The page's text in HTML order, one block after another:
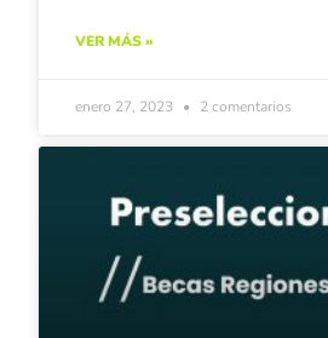
VER MÁS »
enero 27, 2023 2 comentarios